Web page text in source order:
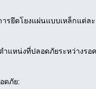
ยึดโยงแผ่นแบบเหล็กแต่ล
แหน่งที่ปลอดภัยระหว่างรอ
ดภัย: